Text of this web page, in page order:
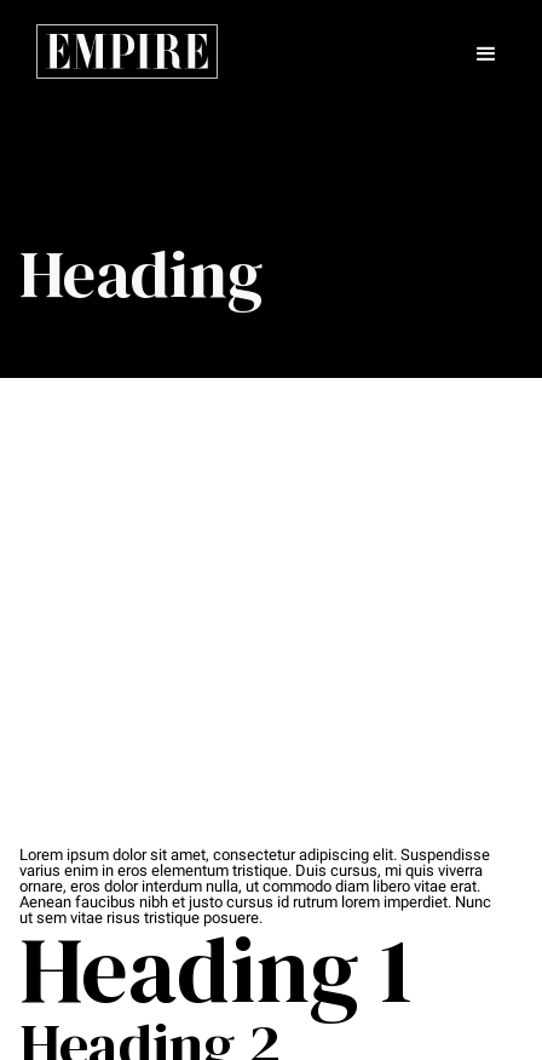
Heading
Lorem ipsum dolor sit amet, consectetur adipiscing elit. Suspendisse
varius enim in eros elementum tristique. Duis cursus, mi quis viverra
ornare, eros dolor interdum nulla, ut commodo diam libero vitae erat.
Aenean faucibus nibh et justo cursus id rutrum lorem imperdiet. Nunc
ut sem vitae risus tristique posuere.
Heading 1
Heading 2